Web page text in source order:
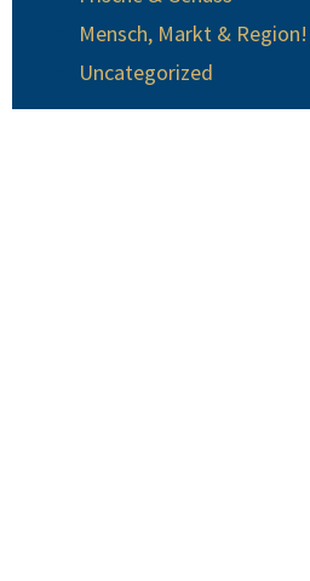
Mensch, Markt & Region!
Uncategorized